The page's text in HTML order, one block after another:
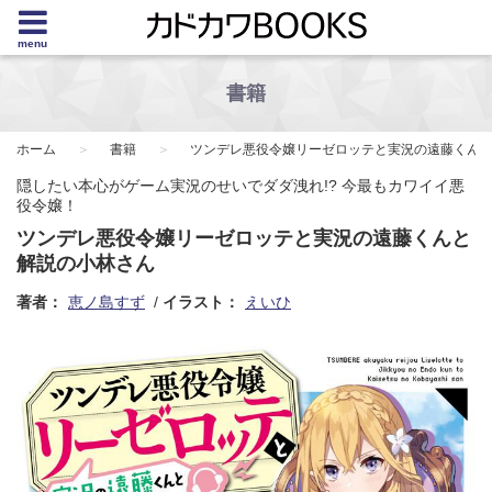
menu
書籍
ホーム 書籍 ツンデレ悪役令嬢リーゼロッテと実況の遠藤くん
隠したい本心がゲーム実況のせいでダダ洩れ!? 今最もカワイイ悪
役令嬢！
ツンデレ悪役令嬢リーゼロッテと実況の遠藤くんと
解説の小林さん
著者： 恵ノ島すず イラスト： えいひ